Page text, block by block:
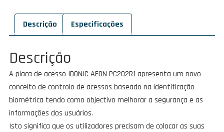
AEON
PC202R1Descrição Especificações
Descrição
A placa de acesso IDONIC AEON PC202R1 apresenta um novo
conceito de controlo de acessos baseado na identificação
biométrica tendo como objectivo melhorar a segurança e as
informações dos usuários.
Isto significa que os utilizadores precisam de colocar as suas